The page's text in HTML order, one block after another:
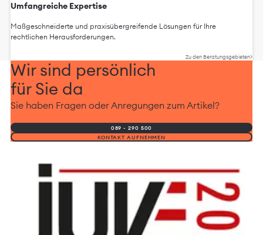
Umfangreiche Expertise
Maßgeschneiderte und praxisübergreifende Lösungen für Ihre
rechtlichen Herausforderungen.
Zu den Beratungsgebieten
Wir sind persönlich
für Sie da
Sie haben Fragen oder Anregungen zum Artikel?
089 - 290 500
KONTAKT AUFNEHMEN